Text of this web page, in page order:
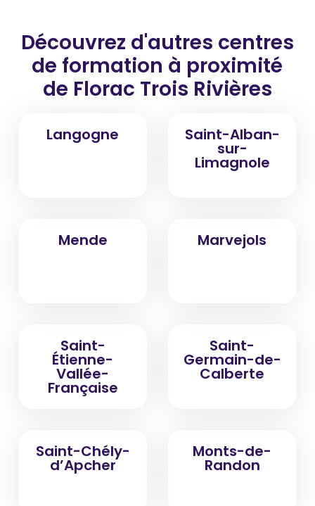
Découvrez d'autres centres
de formation à proximité
de Florac Trois Rivières
Langogne Saint-Alban-
sur-
Limagnole
Mende Marvejols
Saint-
Étienne-
Vallée-
Française
Saint-
Germain-de-
Calberte
Saint-Chély-
d’Apcher
Monts-de-
Randon